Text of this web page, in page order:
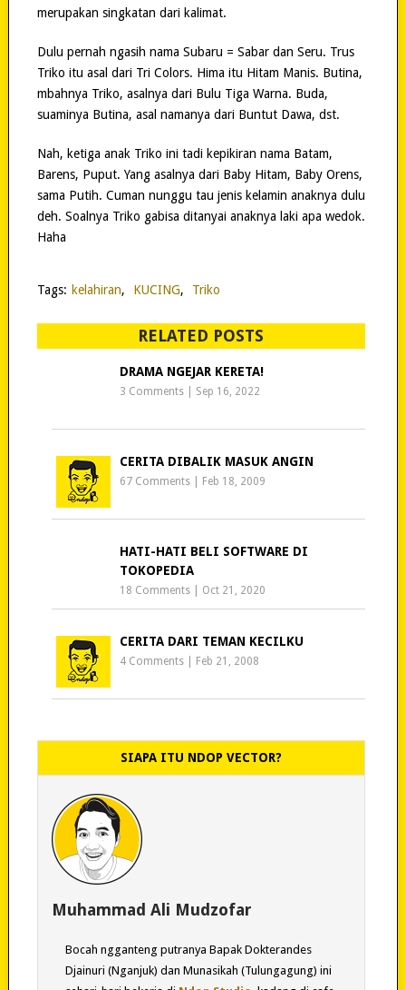
merupakan singkatan dari kalimat.
Dulu pernah ngasih nama Subaru = Sabar dan Seru. Trus
Triko itu asal dari Tri Colors. Hima itu Hitam Manis. Butina,
mbahnya Triko, asalnya dari Bulu Tiga Warna. Buda,
suaminya Butina, asal namanya dari Buntut Dawa, dst.
Nah, ketiga anak Triko ini tadi kepikiran nama Batam,
Barens, Puput. Yang asalnya dari Baby Hitam, Baby Orens,
sama Putih. Cuman nunggu tau jenis kelamin anaknya dulu
deh. Soalnya Triko gabisa ditanyai anaknya laki apa wedok.
Haha
Tags: kelahiran, KUCING, Triko
RELATED POSTS
DRAMA NGEJAR KERETA!
3 Comments Sep 16, 2022
CERITA DIBALIK MASUK ANGIN
67 Comments Feb 18, 2009
HATI-HATI BELI SOFTWARE DI
TOKOPEDIA
18 Comments Oct 21, 2020
CERITA DARI TEMAN KECILKU
4 Comments Feb 21, 2008
SIAPA ITU NDOP VECTOR?
Muhammad Ali Mudzofar
Bocah ngganteng putranya Bapak Dokterandes
Djainuri (Nganjuk) dan Munasikah (Tulungagung) ini